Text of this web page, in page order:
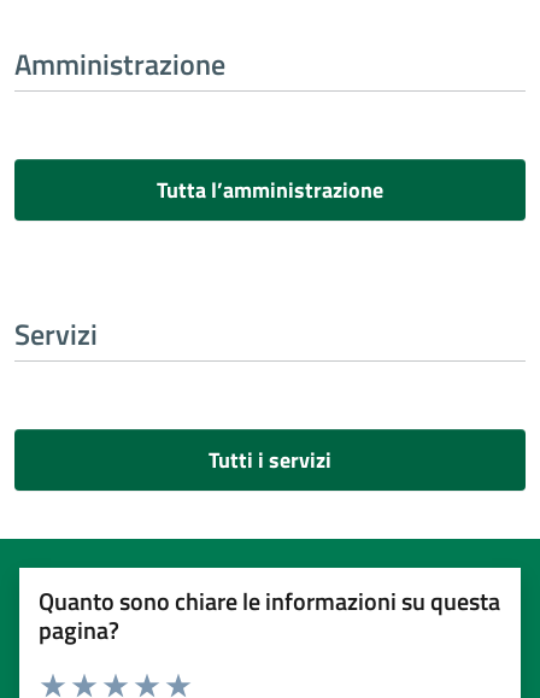
Amministrazione
Tutta l’amministrazione
Servizi
Tutti i servizi
Quanto sono chiare le informazioni su questa
pagina?